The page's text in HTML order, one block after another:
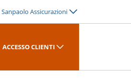
Assicurazioni
ACCESSO CLIENTI